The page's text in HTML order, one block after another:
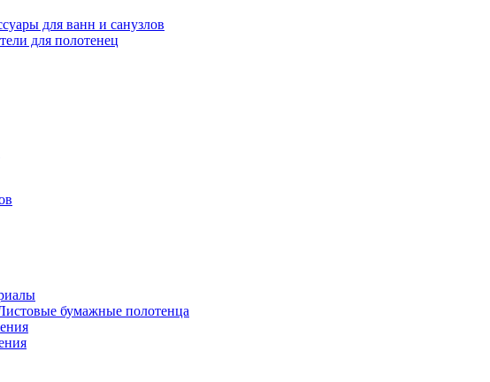
для ванн и санузлов
для полотенец
бумажные полотенца